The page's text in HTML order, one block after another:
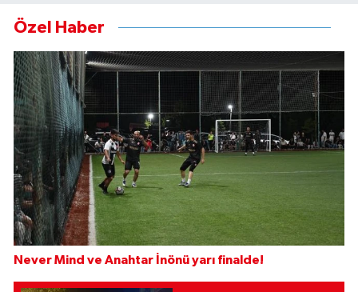
Özel Haber
Never Mind ve Anahtar İnönü yarı finalde!